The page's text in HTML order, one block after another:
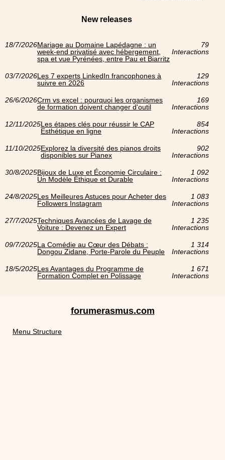
New releases
18/7/2026Mariage au Domaine Lapédagne : un
week-end privatisé avec hébergement,
spa et vue Pyrénées, entre Pau et Biarritz
79
Interactions
03/7/2026Les 7 experts LinkedIn francophones à
suivre en 2026
129
Interactions
26/6/2026Crm vs excel : pourquoi les organismes
de formation doivent changer d'outil
169
Interactions
12/11/2025Les étapes clés pour réussir le CAP
Esthétique en ligne
854
Interactions
11/10/2025Explorez la diversité des pianos droits
disponibles sur Pianex
902
Interactions
30/8/2025Bijoux de Luxe et Économie Circulaire :
Un Modèle Éthique et Durable
1 092
Interactions
24/8/2025Les Meilleures Astuces pour Acheter des
Followers Instagram
1 083
Interactions
27/7/2025Techniques Avancées de Lavage de
Voiture : Devenez un Expert
1 235
Interactions
09/7/2025La Comédie au Cœur des Débats :
Dongou Zidane, Porte-Parole du Peuple
1 314
Interactions
18/5/2025Les Avantages du Programme de
Formation Complet en Polissage
1 671
Interactions
forumerasmus.com
Menu Structure